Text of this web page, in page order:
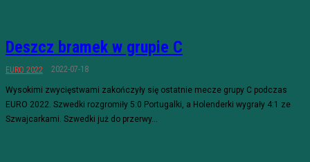
Deszcz bramek w grupie C
EURO 2022 2022-07-18
Wysokimi zwycięstwami zakończyły się ostatnie mecze grupy C podczas
EURO 2022. Szwedki rozgromiły 5:0 Portugalki, a Holenderki wygrały 4:1 ze
Szwajcarkami. Szwedki już do przerwy...